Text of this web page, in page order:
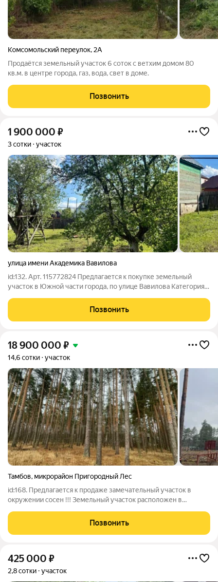
Комсомольский переулок, 2А
Продаётся земельный участок 6 соток с ветхим домом 80
кв.м. в центре города, газ, вода, свет в доме.
Позвонить
1 900 000 ₽
3 сотки участок
улица имени Академика Вавилова
id:132. Арт. 115772824 Предлагается к покупке земельный
участок в Южной части города, по улице Вавилова Категория
использования: Индивидуальная жилищная застройкаТихий
спокойный районВсе коммуникации
Позвонить
18 900 000 ₽
14,6 сотки участок
Тамбов, микрорайон Пригородный Лес
id:168. Предлагается к продаже замечательный участок в
окружении сосен !!! Земельный участок расположен в
лес". Площадь земельного участка по данным ЕГРН 1457 кв.м.
Категория земель: земли
Позвонить
425 000 ₽
2,8 сотки участок